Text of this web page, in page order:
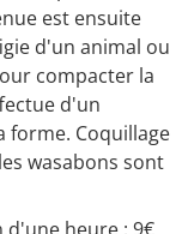
est ensuite
d'un animal ou
compacter la
d'un
forme. Coquillage
wasabons sont